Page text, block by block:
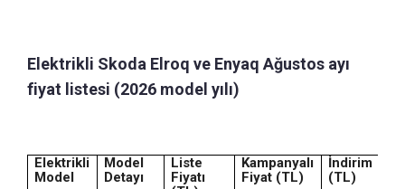
Elektrikli Skoda Elroq ve Enyaq Ağustos ayı
fiyat listesi (2026 model yılı)
Elektrikli
Model
Model
Detayı
Liste
Fiyatı
Kampanyalı
Fiyat (TL)
İndirim
(TL)